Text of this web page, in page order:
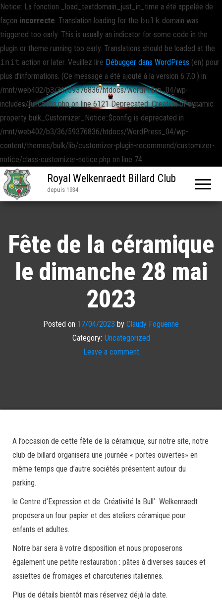
Notice: La fonction _load_textdomain_just_in_time a été appelée de
façon incorrecte. Translation loading for the bulk domain was
triggered too early. This is usually an indicator for some code in the
plugin or theme running too early. Translations should be loaded at the
init action or later. Veuillez lire Débugger dans WordPress (en) pour
plus d’informations. (Ce message a été ajouté à la version 6.7.0.) in
/mnt/web402/b3/36/59376836/htdocs/WordPress_04/wp-
includes/functions.php on line 6121 Deprecated: Creation of dynamic
property bulk_Customizer_Notice::$config is deprecated in
/mnt/web402/b3/36/59376836/htdocs/WordPress_04/wp-
content/themes/bulk/lib/customizer-plugin-recommend/customizer-
notice/class-customizer-notice.php on line 74
Royal Welkenraedt Billard Club
depuis 1934
Fête de la céramique
le dimanche 28 mai
2023
Posted on 17/04/2023 by Claudy Foguenne
Category: Uncategorized
Leave a comment
A l’occasion de cette fête de la céramique, sur notre site, notre
club de billard organisera une journée « portes ouvertes» en
même temps que d’autre sociétés présentent autour du
parking.
le Centre d’Expression et de Créativité la Bull’ Welkenraedt
proposera un four papier et des ateliers céramique pour
enfants et adultes.
Notre bar sera à votre disposition et nous proposerons
également une petite restauration : pâtes à diverses sauces et
assiettes de fromages et charcuteries italiennes.
Plus de détails bientôt mais réservez déjà la date.